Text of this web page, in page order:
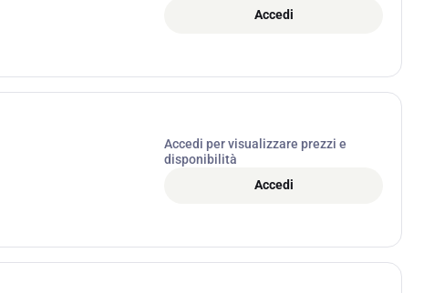
Accedi
Accedi per visualizzare prezzi e
disponibilità
Accedi